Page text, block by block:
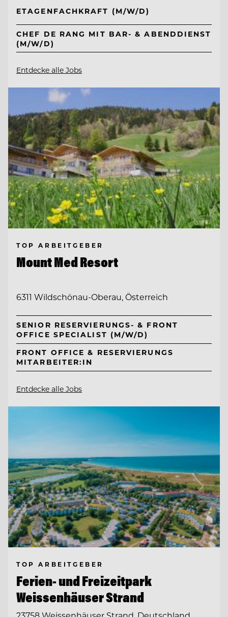
ETAGENFACHKRAFT (M/W/D)
CHEF DE RANG MIT BAR- & ABENDDIENST
(M/W/D)
Entdecke alle Jobs
TOP ARBEITGEBER
Mount Med Resort
6311 Wildschönau-Oberau, Österreich
SENIOR RESERVIERUNGS- & FRONT
OFFICE SPECIALIST (M/W/D)
FRONT OFFICE & RESERVIERUNGS
MITARBEITER:IN
Entdecke alle Jobs
TOP ARBEITGEBER
Ferien- und Freizeitpark
Weissenhäuser Strand